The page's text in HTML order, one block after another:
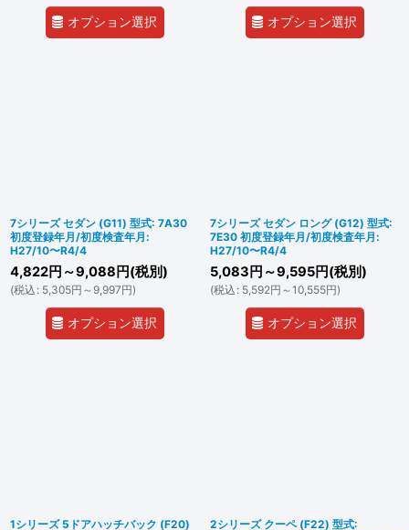
オプション選択 オプション選択
7シリーズ セダン (G11) 型式: 7A30
初度登録年月/初度検査年月:
H27/10〜R4/4
4,822円 ～9,088 円(税別)
(税込 : 5,305円 ～9,997円)
オプション選択
7シリーズ セダン ロング (G12) 型式:
7E30 初度登録年月/初度検査年月:
H27/10〜R4/4
5,083 円 ～9,595円(税別)
(税込 : 5,592円 ～10,555円)
オプション選択
1シリーズ 5ドアハッチバック (F20)
2シリーズ クーペ (F22) 型式: